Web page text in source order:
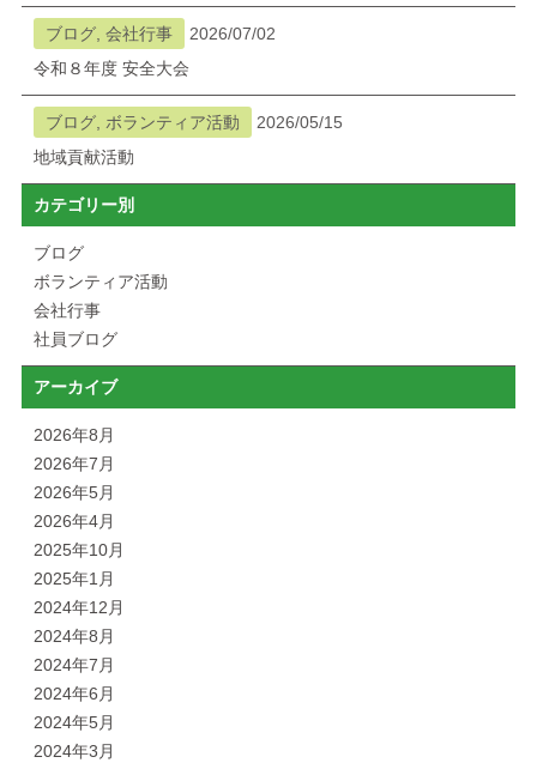
ブログ, 会社行事
2026/07/02
令和８年度 安全大会
ブログ, ボランティア活動
2026/05/15
地域貢献活動
カテゴリー別
ブログ
ボランティア活動
会社行事
社員ブログ
アーカイブ
2026年8月
2026年7月
2026年5月
2026年4月
2025年10月
2025年1月
2024年12月
2024年8月
2024年7月
2024年6月
2024年5月
2024年3月